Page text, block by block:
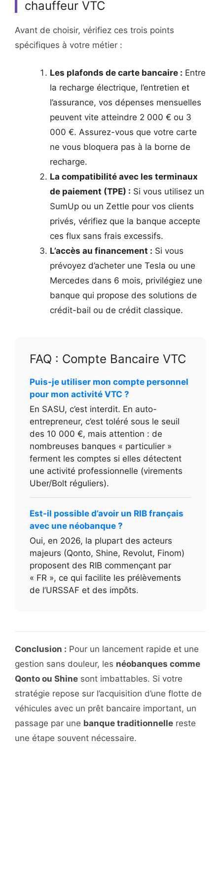
chauffeur VTC
Avant de choisir, vérifiez ces trois points
spécifiques à votre métier :
Les plafonds de carte bancaire : Entre
la recharge électrique, l’entretien et
l’assurance, vos dépenses mensuelles
peuvent vite atteindre 2 000 € ou 3
000 €. Assurez-vous que votre carte
ne vous bloquera pas à la borne de
recharge.
La compatibilité avec les terminaux
de paiement (TPE) : Si vous utilisez un
SumUp ou un Zettle pour vos clients
privés, vérifiez que la banque accepte
ces flux sans frais excessifs.
L’accès au financement : Si vous
prévoyez d’acheter une Tesla ou une
Mercedes dans 6 mois, privilégiez une
banque qui propose des solutions de
crédit-bail ou de crédit classique.
FAQ : Compte Bancaire VTC
Puis-je utiliser mon compte personnel
pour mon activité VTC ?
En SASU, c’est interdit. En auto-
entrepreneur, c’est toléré sous le seuil
des 10 000 €, mais attention : de
nombreuses banques « particulier »
ferment les comptes si elles détectent
une activité professionnelle (virements
Uber/Bolt réguliers).
Est-il possible d’avoir un RIB français
avec une néobanque ?
Oui, en 2026, la plupart des acteurs
majeurs (Qonto, Shine, Revolut, Finom)
proposent des RIB commençant par
« FR », ce qui facilite les prélèvements
de l’URSSAF et des impôts.
Conclusion : Pour un lancement rapide et une
gestion sans douleur, les néobanques comme
Qonto ou Shine sont imbattables. Si votre
stratégie repose sur l’acquisition d’une flotte de
véhicules avec un prêt bancaire important, un
passage par une banque traditionnelle reste
une étape souvent nécessaire.